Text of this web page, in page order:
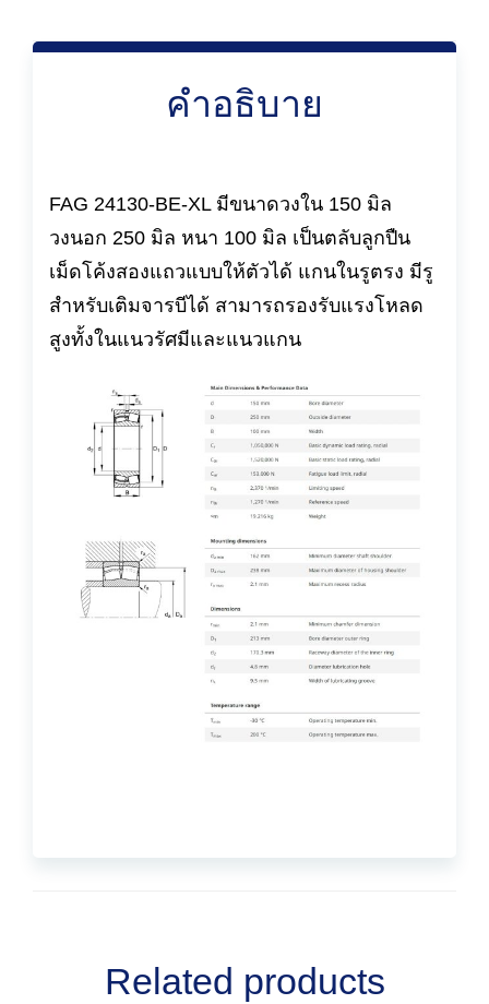
คำอธิบาย
FAG 24130-BE-XL มีขนาดวงใน 150 มิล
วงนอก 250 มิล หนา 100 มิล เป็นตลับลูกปืน
เม็ดโค้งสองแถวแบบให้ตัวได้ แกนในรูตรง มีรู
สำหรับเติมจารบีได้ สามารถรองรับแรงโหลด
สูงทั้งในแนวรัศมีและแนวแกน
Related products